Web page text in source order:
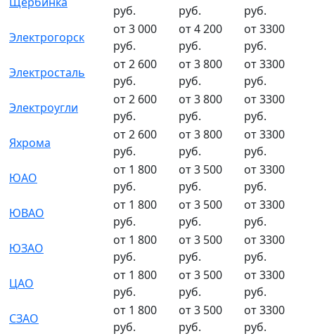
руб.
руб.
руб.
Электрогорск
от 3 000
руб.
от 4 200
руб.
от 3300
руб.
Электросталь
от 2 600
руб.
от 3 800
руб.
от 3300
руб.
Электроугли
от 2 600
руб.
от 3 800
руб.
от 3300
руб.
Яхрома
от 2 600
руб.
от 3 800
руб.
от 3300
руб.
ЮАО
от 1 800
руб.
от 3 500
руб.
от 3300
руб.
ЮВАО
от 1 800
руб.
от 3 500
руб.
от 3300
руб.
ЮЗАО
от 1 800
руб.
от 3 500
руб.
от 3300
руб.
ЦАО
от 1 800
руб.
от 3 500
руб.
от 3300
руб.
СЗАО
от 1 800
руб.
от 3 500
руб.
от 3300
руб.